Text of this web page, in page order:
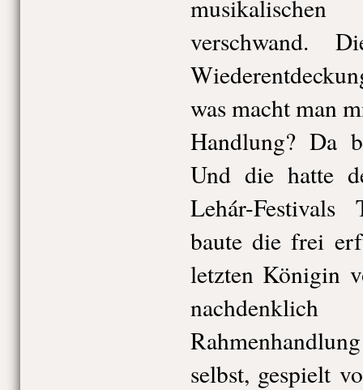
musikalischen
verschwand.
was macht man
Handlung? Da
Und die hatte
Lehár-
baute die frei
letzten Königin
selbst, gespielt